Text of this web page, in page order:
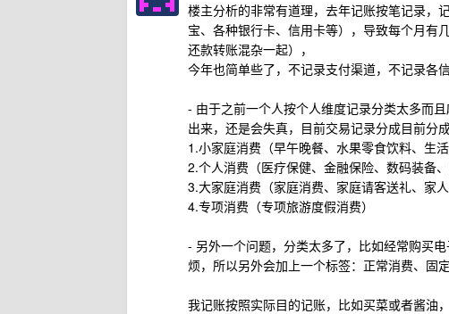
楼主分析的非常有道理，去年记账按笔记录，
宝、各种银行卡、信用卡等），导致每个月有
还款转账混杂一起），
今年也简单些了，不记录支付渠道，不记录各
- 由于之前一个人按个人维度记录分类太多而
出来，还是会失真，目前交易记录分成目前分
1.小家庭消费（早午晚餐、水果零食饮料、生
2.个人消费（医疗保健、金融保险、数码装备
3.大家庭消费（家庭消费、家庭请客送礼、家人
4.专项消费（专项旅游度假消费）
- 另外一个问题，分类太多了，比如经常购买
烦，所以另外会加上一个标签：正常消费、固
我记账按照实际目的记账，比如买菜或者酱油